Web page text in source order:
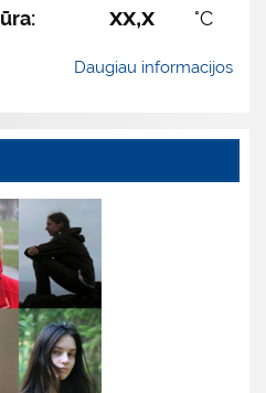
xx,x °C
Daugiau informacijos